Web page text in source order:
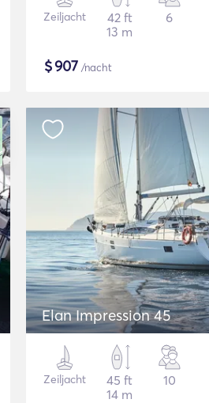
Zeiljacht
42 ft
13 m
6
$907 /nacht
Elan Impression 45
Zeiljacht
45 ft
14 m
10